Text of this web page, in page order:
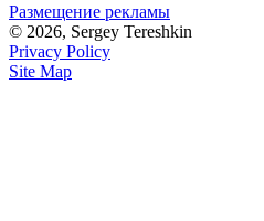
Размещение рекламы
© 2026, Sergey Tereshkin
Privacy Policy
Site Map